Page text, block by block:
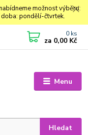
možnost výběru:
doba: pondělí-čtvrtek.
Menu
Hledat
0 ks
za 0,00 Kč